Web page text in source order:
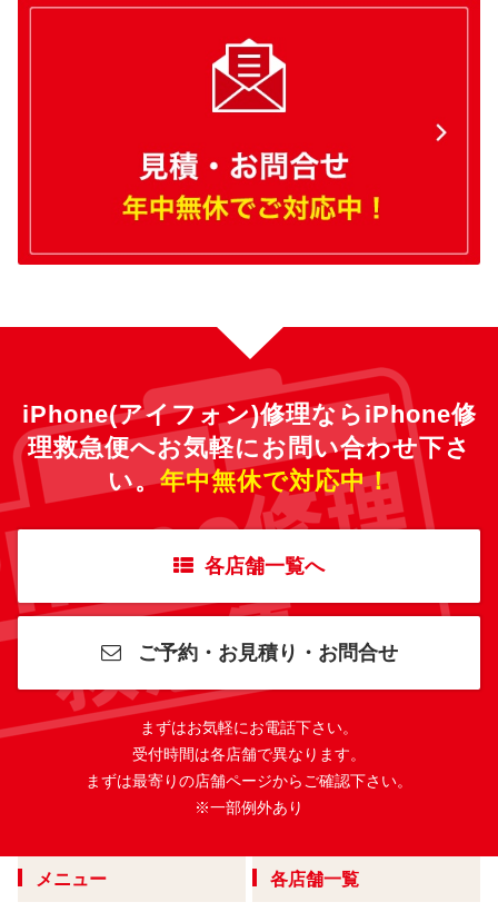
iPhone(アイフォン)修理ならiPhone修
理救急便へお気軽にお問い合わせ下さ
い。年中無休で対応中！
各店舗一覧へ
ご予約・お見積り・お問合せ
まずはお気軽にお電話下さい。
受付時間は各店舗で異なります。
まずは最寄りの店舗ページからご確認下さい。
※一部例外あり
メニュー 各店舗一覧